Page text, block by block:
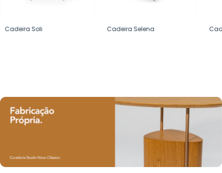
Cadeira Soli Cadeira Selena